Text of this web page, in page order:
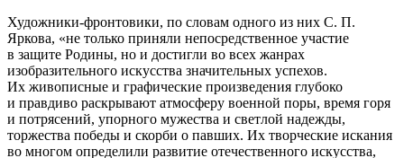
Художники-фронтовики, по словам одного из них С. П.
Яркова, «не только приняли непосредственное участие
в защите Родины, но и достигли во всех жанрах
изобразительного искусства значительных успехов.
Их живописные и графические произведения глубоко
и правдиво раскрывают атмосферу военной поры, время горя
и потрясений, упорного мужества и светлой надежды,
торжества победы и скорби о павших. Их творческие искания
во многом определили развитие отечественного искусства,